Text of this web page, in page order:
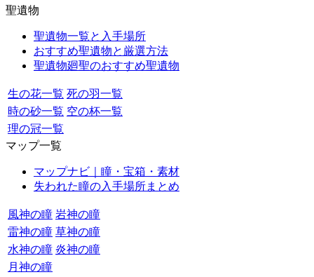
聖遺物
聖遺物一覧と入手場所
おすすめ聖遺物と厳選方法
聖遺物廻聖のおすすめ聖遺物
生の花一覧 死の羽一覧
時の砂一覧 空の杯一覧
理の冠一覧
マップ一覧
マップナビ｜瞳・宝箱・素材
失われた瞳の入手場所まとめ
風神の瞳 岩神の瞳
雷神の瞳 草神の瞳
水神の瞳 炎神の瞳
月神の瞳